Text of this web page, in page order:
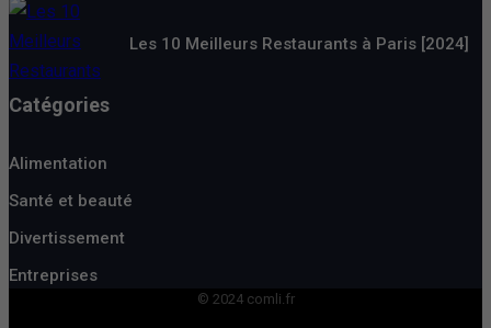
Les 10 Meilleurs Restaurants à Paris [2024]
Catégories
Alimentation
Santé et beauté
Divertissement
Entreprises
© 2024 comli.fr